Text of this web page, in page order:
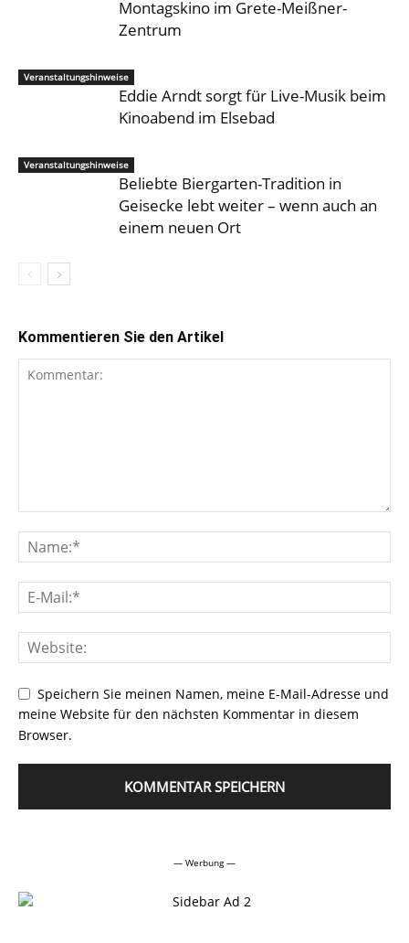
Montagskino im Grete-Meißner-
Zentrum
Veranstaltungshinweise
Eddie Arndt sorgt für Live-Musik beim
Kinoabend im Elsebad
Veranstaltungshinweise
Beliebte Biergarten-Tradition in
Geisecke lebt weiter – wenn auch an
einem neuen Ort
Kommentieren Sie den Artikel
Speichern Sie meinen Namen, meine E-Mail-Adresse und
meine Website für den nächsten Kommentar in diesem
Browser.
— Werbung —